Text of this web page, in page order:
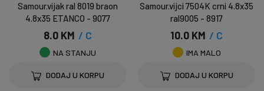
Samour.vijak ral 8019 braon
4.8x35 ETANCO - 9077
8.0 KM / C
NA STANJU
DODAJ U KORPU
Samour.vijci 7504K crni 4.8x35
ral9005 - 8917
10.0 KM / C
IMA MALO
DODAJ U KORPU